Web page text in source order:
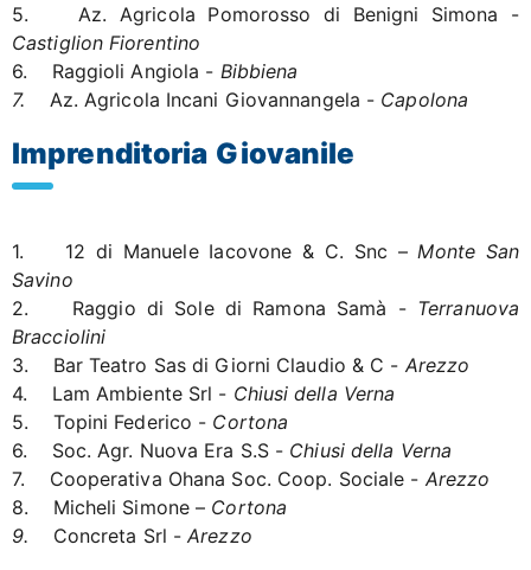
5. Az. Agricola Pomorosso di Benigni Simona -
Castiglion Fiorentino
6. Raggioli Angiola - Bibbiena
7. Az. Agricola Incani Giovannangela - Capolona
Imprenditoria Giovanile
1. 12 di Manuele Iacovone & C. Snc – Monte San
Savino
2. Raggio di Sole di Ramona Samà - Terranuova
Bracciolini
3. Bar Teatro Sas di Giorni Claudio & C - Arezzo
4. Lam Ambiente Srl - Chiusi della Verna
5. Topini Federico - Cortona
6. Soc. Agr. Nuova Era S.S - Chiusi della Verna
7. Cooperativa Ohana Soc. Coop. Sociale - Arezzo
8. Micheli Simone – Cortona
9. Concreta Srl -Arezzo